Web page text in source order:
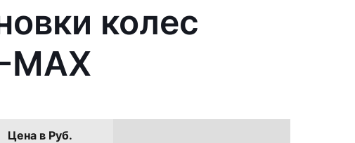
колес
MAX
Цена в Руб.